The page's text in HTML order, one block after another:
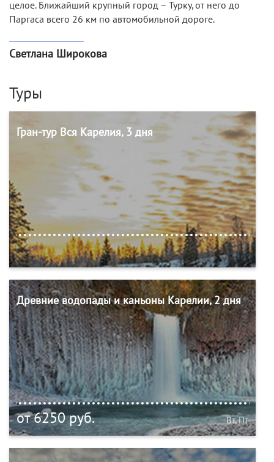
целое. Ближайший крупный город – Турку, от него до
Паргаса всего 26 км по автомобильной дороге.
Светлана Широкова
Туры
Гран-тур Вся Карелия, 3 дня
Древние водопады и каньоны Карелии, 2 дня
от 6250 руб. Вт, Пт